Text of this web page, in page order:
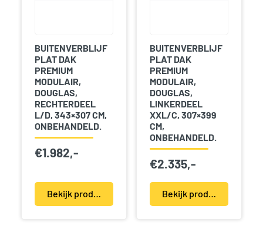
BUITENVERBLIJF
PLAT DAK
PREMIUM
MODULAIR,
DOUGLAS,
RECHTERDEEL
L/D, 343×307 CM,
ONBEHANDELD.
€1.982,-
Bekijk product(en)
BUITENVERBLIJF
PLAT DAK
PREMIUM
MODULAIR,
DOUGLAS,
LINKERDEEL
XXL/C, 307×399
CM,
ONBEHANDELD.
€2.335,-
Bekijk product(en)